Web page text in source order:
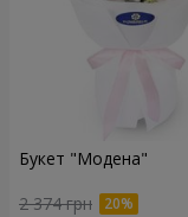
Букет "Модена"
2 374 грн